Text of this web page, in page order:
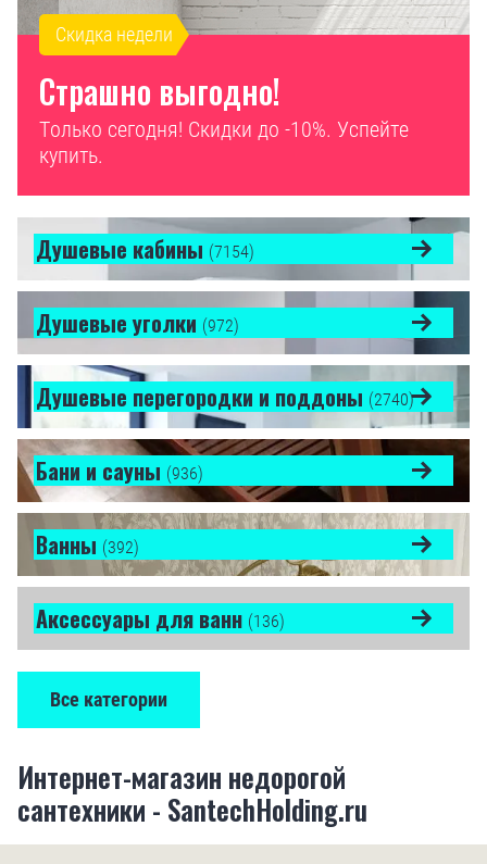
Скидка недели
Страшно выгодно!
Только сегодня! Скидки до -10%. Успейте
купить.
Душевые кабины (7154)
Душевые уголки (972)
Душевые перегородки и поддоны (2740)
Бани и сауны (936)
Ванны (392)
Аксессуары для ванн (136)
Все категории
Интернет-магазин недорогой
сантехники - SantechHolding.ru